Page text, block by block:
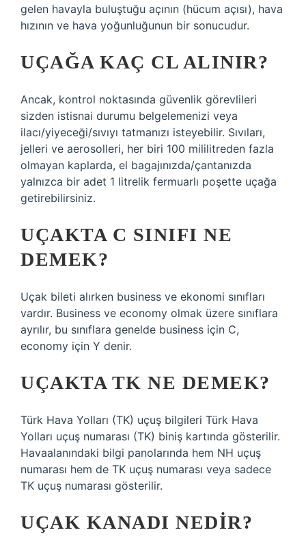
gelen havayla buluştuğu açının (hücum açısı), hava
hızının ve hava yoğunluğunun bir sonucudur.
UÇAĞA KAÇ CL ALINIR?
Ancak, kontrol noktasında güvenlik görevlileri
sizden istisnai durumu belgelemenizi veya
ilacı/yiyeceği/sıvıyı tatmanızı isteyebilir. Sıvıları,
jelleri ve aerosolleri, her biri 100 mililitreden fazla
olmayan kaplarda, el bagajınızda/çantanızda
yalnızca bir adet 1 litrelik fermuarlı poşette uçağa
getirebilirsiniz.
UÇAKTA C SINIFI NE
DEMEK?
Uçak bileti alırken business ve ekonomi sınıfları
vardır. Business ve economy olmak üzere sınıflara
ayrılır, bu sınıflara genelde business için C,
economy için Y denir.
UÇAKTA TK NE DEMEK?
Türk Hava Yolları (TK) uçuş bilgileri Türk Hava
Yolları uçuş numarası (TK) biniş kartında gösterilir.
Havaalanındaki bilgi panolarında hem NH uçuş
numarası hem de TK uçuş numarası veya sadece
TK uçuş numarası gösterilir.
UÇAK KANADI NEDIR?